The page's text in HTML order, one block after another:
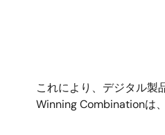
これにより、デジタル製
Winning Combinationは